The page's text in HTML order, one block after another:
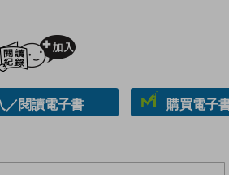
試閲
／閱讀電子書 購買電子